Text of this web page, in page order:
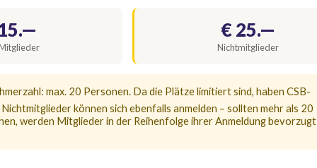
€ 25.—
Nichtmitglieder
max. 20 Personen. Da die Plätze limitiert sind, haben CSB-
können sich ebenfalls anmelden – sollten mehr als 20
werden Mitglieder in der Reihenfolge ihrer Anmeldung bevorzugt